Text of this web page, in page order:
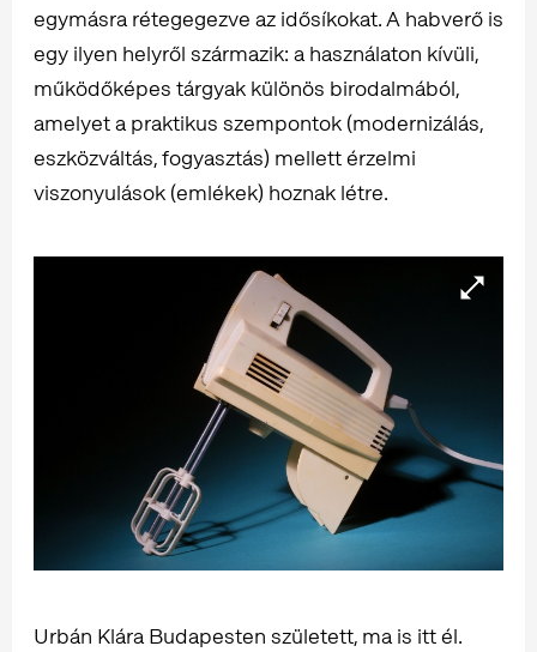
egymásra rétegegezve az idősíkokat. A habverő is
egy ilyen helyről származik: a használaton kívüli,
működőképes tárgyak különös birodalmából,
amelyet a praktikus szempontok (modernizálás,
eszközváltás, fogyasztás) mellett érzelmi
viszonyulások (emlékek) hoznak létre.
Urbán Klára Budapesten született, ma is itt él.